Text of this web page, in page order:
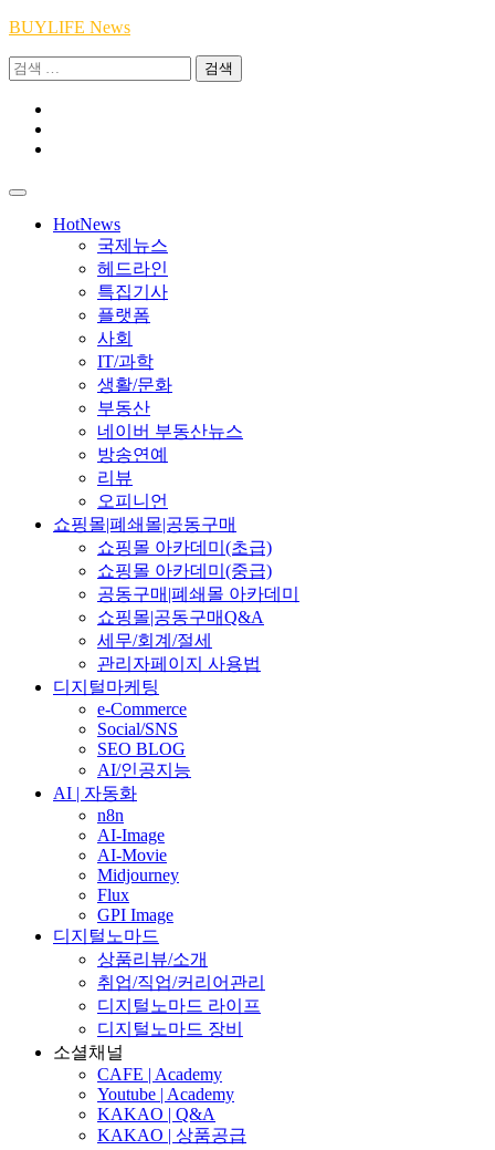
Skip
content
BUYLIFE News
검
HotNews
국제뉴스
헤드라인
특집기사
플랫폼
사회
IT/과학
생활/문화
부동산
네이버 부동산뉴스
방송연예
리뷰
오피니언
쇼핑몰|폐쇄몰|공동구매
쇼핑몰 아카데미(초급)
쇼핑몰 아카데미(중급)
공동구매|폐쇄몰 아카데미
쇼핑몰|공동구매Q&A
세무/회계/절세
관리자페이지 사용법
디지털마케팅
e-Commerce
Social/SNS
SEO BLOG
AI/인공지능
AI | 자동화
n8n
AI-Image
AI-Movie
Midjourney
Flux
GPI Image
디지털노마드
상품리뷰/소개
취업/직업/커리어관리
디지털노마드 라이프
디지털노마드 장비
소셜채널
CAFE | Academy
Youtube | Academy
KAKAO | Q&A
KAKAO | 상품공급